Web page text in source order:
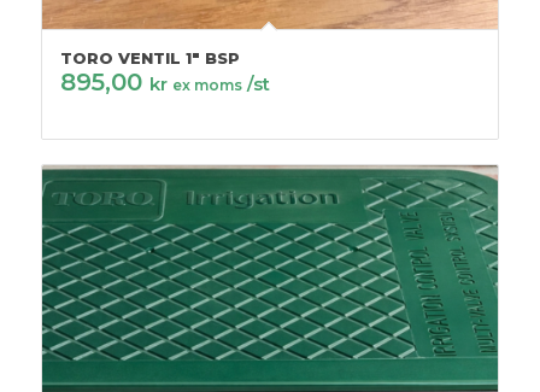
TORO VENTIL 1″ BSP
895,00 kr ex moms /st